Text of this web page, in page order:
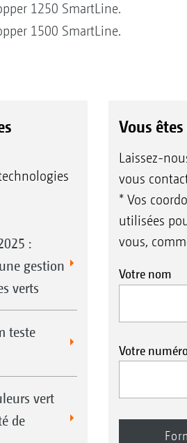
1250 SmartLine.
1500 SmartLine.
:
gestion
verts
teste
vert
de
Vous
Laissez-
vous
* Vos
utilisées
vous,
Votre nom
Votre